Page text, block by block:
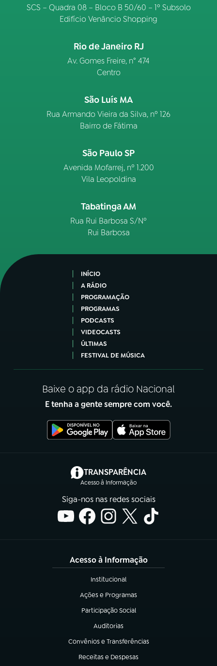
SCS – Quadra 08 – Bloco B 50/60 – 1º Subsolo
Edifício Venâncio Shopping
Rio de Janeiro RJ
Av. Gomes Freire, n° 474
Centro
São Luís MA
Rua Armando Vieira da Silva, nº 126
Bairro de Fátima
São Paulo SP
Avenida Mofarrej, nº 1.200
Vila Leopoldina
Tabatinga AM
Rua Rui Barbosa S/Nº
Rui Barbosa
INÍCIO
A RÁDIO
PROGRAMAÇÃO
PROGRAMAS
PODCASTS
VIDEOCASTS
ÚLTIMAS
FESTIVAL DE MÚSICA
Baixe o app da rádio Nacional
E tenha a gente sempre com você.
TRANSPARÊNCIA
Acesso à Informação
(abre em nova aba)
Siga-nos nas redes sociais
Acesso à Informação
Institucional
(abre em nova aba)
Ações e Programas
(abre em nova aba)
Participação Social
(abre em nova aba)
Auditorias
(abre em nova aba)
Convênios e Transferências
(abre em nova aba)
Receitas e Despesas
(abre em nova aba)